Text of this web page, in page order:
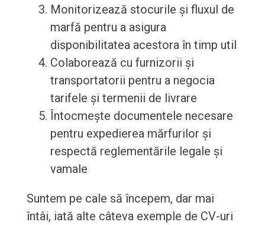
Monitorizează stocurile și fluxul de
marfă pentru a asigura
disponibilitatea acestora în timp util
Colaborează cu furnizorii și
transportatorii pentru a negocia
tarifele și termenii de livrare
Întocmește documentele necesare
pentru expedierea mărfurilor și
respectă reglementările legale și
vamale
Suntem pe cale să începem, dar mai
întâi, iată alte câteva exemple de CV-uri